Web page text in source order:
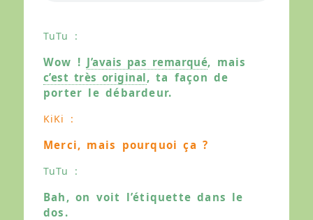
TuTu :
Wow ! J’avais pas remarqué, mais
c’est très original, ta façon de
porter le débardeur.
KiKi :
Merci, mais pourquoi ça ?
TuTu :
Bah, on voit l’étiquette dans le
dos.